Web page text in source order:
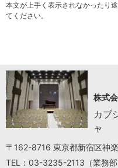
本文が上手く表示されなかったり
てください。
株式
カブ
ャ
〒162-8716 東京都新宿区神
TEL：03-3235-2113（業務部